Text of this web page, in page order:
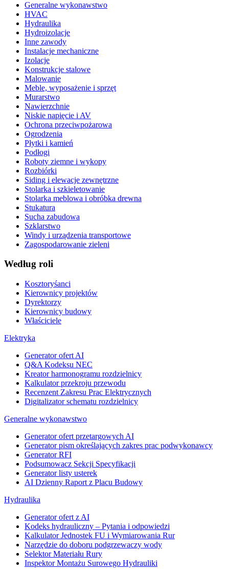
Generalne wykonawstwo
HVAC
Hydraulika
Hydroizolacje
Inne zawody
Instalacje mechaniczne
Izolacje
Konstrukcje stalowe
Malowanie
Meble, wyposażenie i sprzęt
Murarstwo
Nawierzchnie
Niskie napięcie i AV
Ochrona przeciwpożarowa
Ogrodzenia
Płytki i kamień
Podłogi
Roboty ziemne i wykopy
Rozbiórki
Siding i elewacje zewnętrzne
Stolarka i szkieletowanie
Stolarka meblowa i obróbka drewna
Stukatura
Sucha zabudowa
Szklarstwo
Windy i urządzenia transportowe
Zagospodarowanie zieleni
Według roli
Kosztoryśanci
Kierownicy projektów
Dyrektorzy
Kierownicy budowy
Właściciele
Elektryka
Generator ofert AI
Q&A Kodeksu NEC
Kreator harmonogramu rozdzielnicy
Kalkulator przekroju przewodu
Recenzent Zakresu Prac Elektrycznych
Digitalizator schematu rozdzielnicy
Generalne wykonawstwo
Generator ofert przetargowych AI
Generator pism określających zakres prac podwykonawcy
Generator RFI
Podsumowacz Sekcji Specyfikacji
Generator listy usterek
AI Dzienny Raport z Placu Budowy
Hydraulika
Generator ofert z AI
Kodeks hydrauliczny – Pytania i odpowiedzi
Kalkulator Jednostek FU i Wymiarowania Rur
Narzędzie do doboru podgrzewaczy wody
Selektor Materiału Rury
Inspektor Montażu Surowego Hydrauliki